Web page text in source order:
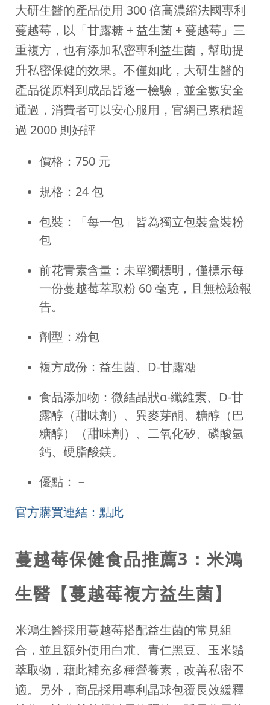
大研生醫的產品使用 300 倍高濃縮法國專利
蔓越莓，以「甘露糖 + 益生菌 + 蔓越莓」三
重複方，也有添加私密專利益生菌，幫助提
升私密保健的效果。不僅如此，大研生醫的
產品從原料到成品皆逐一檢驗，並全數安全
通過，消費者可以安心服用，官網已累積超
過 2000 則好評
價格：750 元
規格：24 包
包裝：「每一包」皆為獨立包裝盒裝粉
包
前花青素含量：未單獨標明，僅標示每
一份蔓越莓萃取粉 60 毫克，且無檢驗報
告。
劑型：粉包
複方成份：益生菌、D-甘露糖
食品添加物：微結晶狀α-纖維素、D-甘
露醇（甜味劑）、異麥芽酮、糖醇（巴
糖醇）（甜味劑）、二氧化矽、磷酸氫
鈣、硬脂酸鎂。
優點：－
官方購買連結：點此
蔓越莓保健食品推薦3：米鴻
生醫【蔓越莓複方益生菌】
米鴻生醫採用蔓越莓搭配益生菌的常見組
合，並且額外使用白朮、青仁黑豆、玉米鬚
萃取物，藉此補充多種營養素，改善私密不
適。另外，商品採用專利晶球包覆長效緩釋